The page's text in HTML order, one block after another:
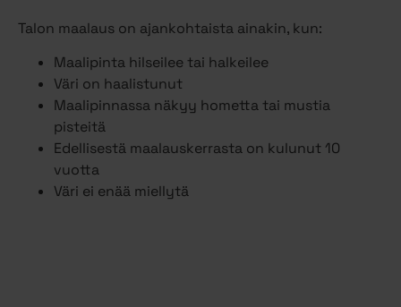
Talon maalaus on ajankohtaista ainakin, kun:
Maalipinta hilseilee tai halkeilee
Väri on haalistunut
Maalipinnassa näkyy hometta tai mustia
pisteitä
Edellisestä maalauskerrasta on kulunut 10
vuotta
Väri ei enää miellytä